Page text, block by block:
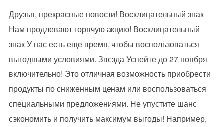
Друзья, прекрасные новости! Восклицательный знак
Нам продлевают горячую акцию! Восклицательный
знак У нас есть еще время, чтобы воспользоваться
выгодными условиями. Звезда Успейте до 27 ноября
включительно! Это отличная возможность приобрести
продукты по сниженным ценам или воспользоваться
специальными предложениями. Не упустите шанс
сэкономить и получить максимум выгоды! Например,